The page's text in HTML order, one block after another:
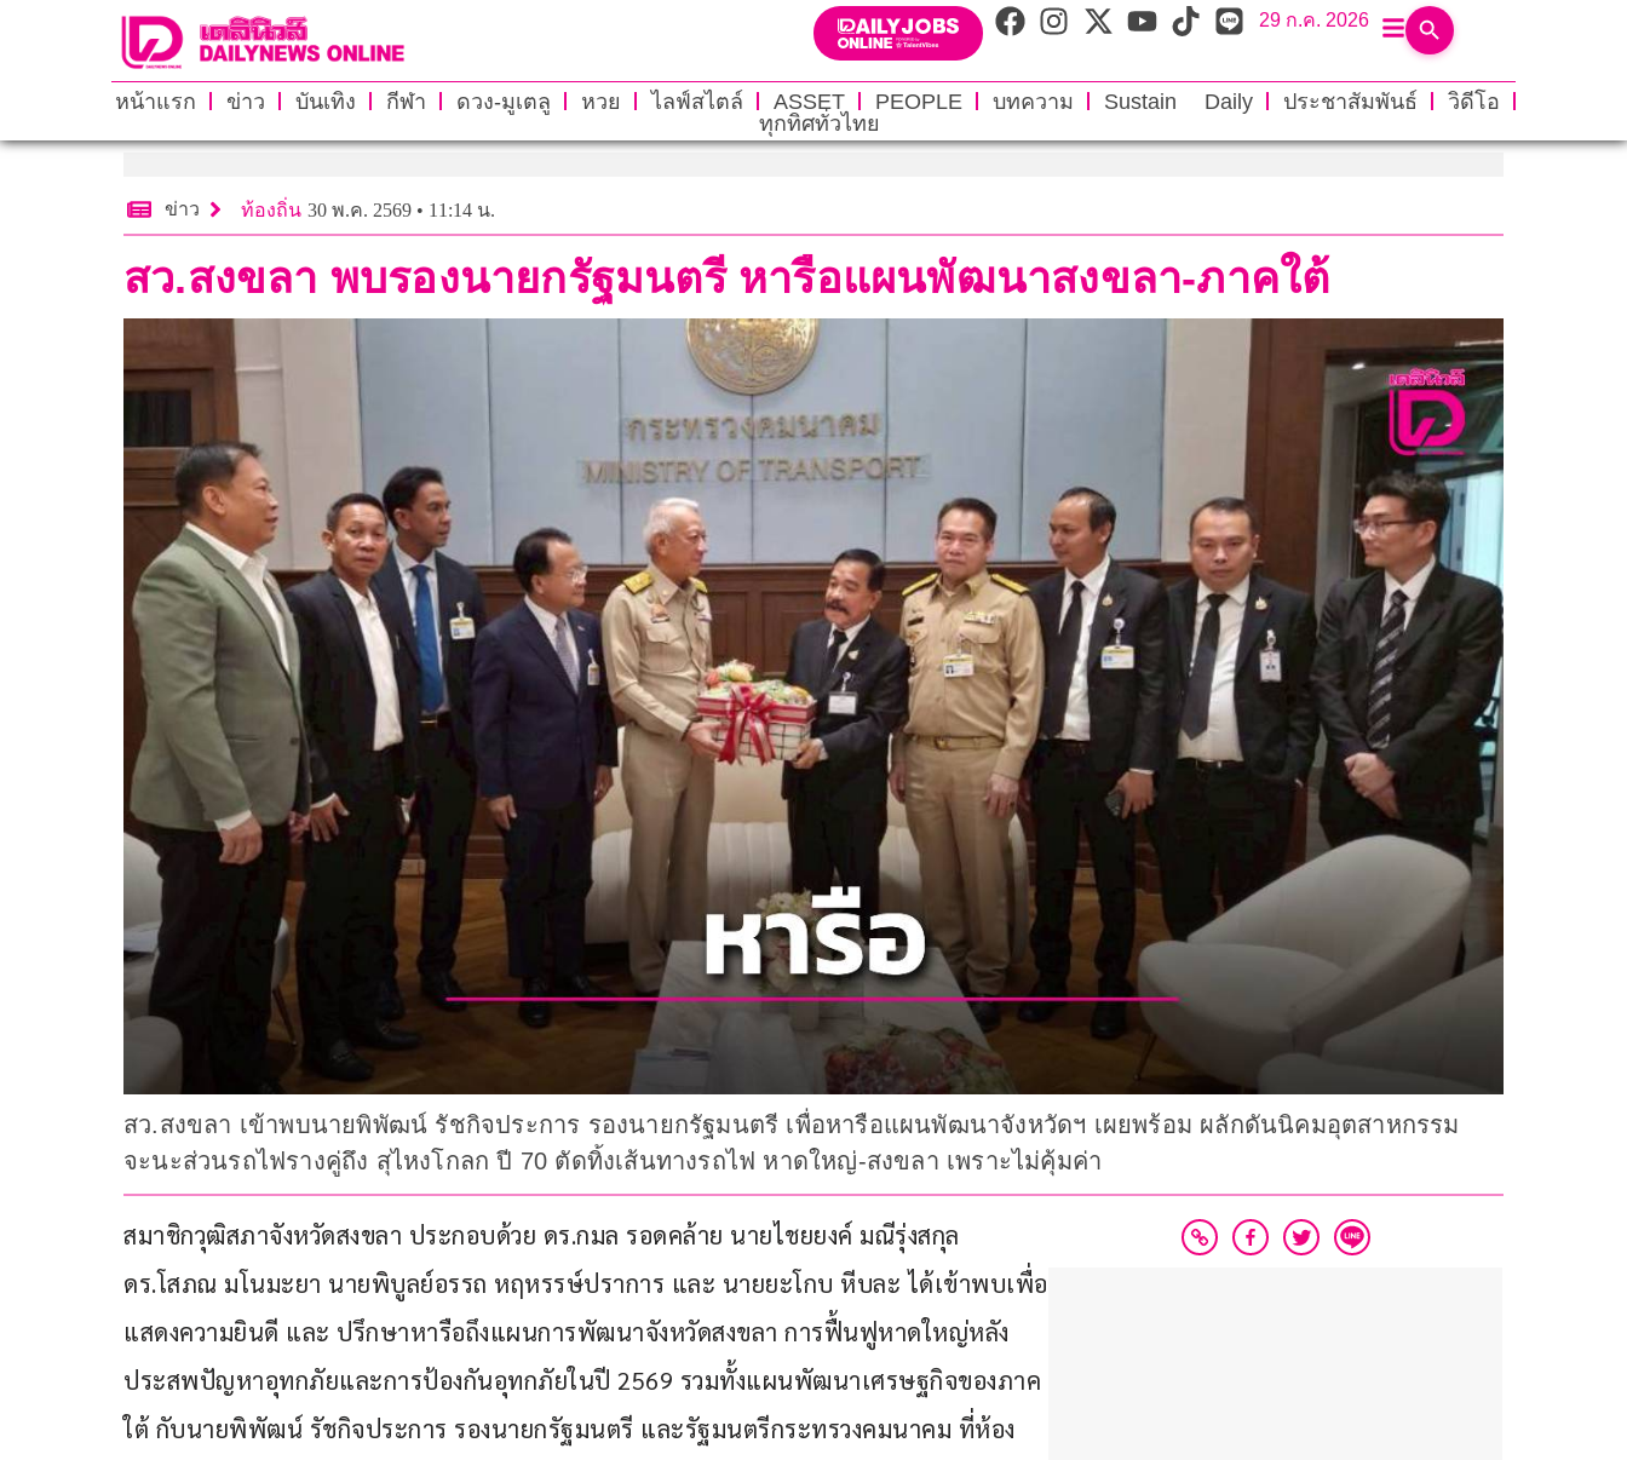
29 ก.ค. 2026
หน้าแรก ข่าว บันเทิง กีฬา ดวง-มูเตลู หวย ไลฟ์สไตล์ ASSET PEOPLE บทความ Sustain Daily ประชาสัมพันธ์
วิดีโอ
ทุกทิศทั่วไทย
ข่าว ท้องถิ่น 30 พ.ค. 2569 • 11:14 น.
สว.สงขลา พบรองนายกรัฐมนตรี หารือแผนพัฒนาสงขลา-ภาคใต้
สว.สงขลา เข้าพบนายพิพัฒน์ รัชกิจประการ รองนายกรัฐมนตรี เพื่อหารือแผนพัฒนาจังหวัดฯ เผยพร้อม ผลักดันนิคมอุตสาหกรรม
จะนะส่วนรถไฟรางคู่ถึง สุไหงโกลก ปี 70 ตัดทิ้งเส้นทางรถไฟ หาดใหญ่-สงขลา เพราะไม่คุ้มค่า
สมาชิกวุฒิสภาจังหวัดสงขลา ประกอบด้วย ดร.กมล รอดคล้าย นายไชยยงค์ มณีรุ่งสกุล
ดร.โสภณ มโนมะยา นายพิบูลย์อรรถ หฤหรรษ์ปราการ และ นายยะโกบ หีบละ ได้เข้าพบเพื่อ
แสดงความยินดี และ ปรึกษาหารือถึงแผนการพัฒนาจังหวัดสงขลา การฟื้นฟูหาดใหญ่หลัง
ประสพปัญหาอุทกภัยและการป้องกันอุทกภัยในปี 2569 รวมทั้งแผนพัฒนาเศรษฐกิจของภาค
ใต้ กับนายพิพัฒน์ รัชกิจประการ รองนายกรัฐมนตรี และรัฐมนตรีกระทรวงคมนาคม ที่ห้อง